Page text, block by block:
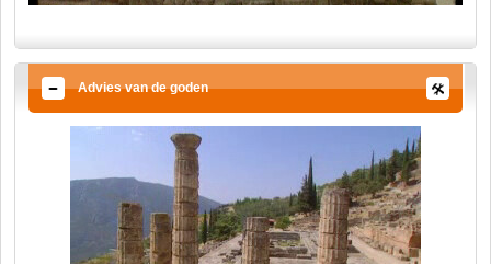
Advies van de goden